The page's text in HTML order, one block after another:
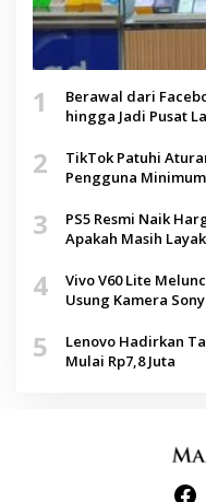
1
Berawal dari
hingga Jadi Pusat
2
TikTok Patuhi
Pengguna
3
PS5 Resmi Naik
Apakah Masih
4
Vivo V60 Lite
Usung Kamera Sony
5
Lenovo Hadirkan
Mulai Rp7,8 Juta